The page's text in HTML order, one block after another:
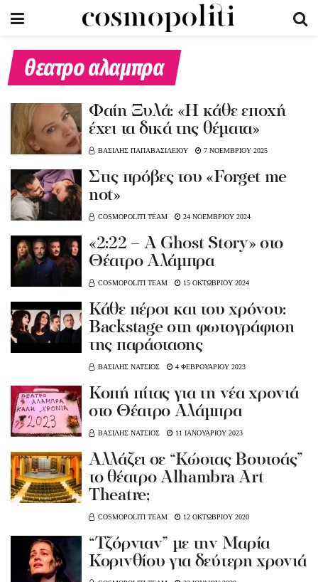
θεατρο αλαμπρα
Φαίη Ξυλά: «Η κάθε εποχή
έχει τα δικά της θέματα»
ΒΑΣΙΛΗΣ ΠΑΠΑΒΑΣΙΛΕΙΟΥ 7 ΝΟΕΜΒΡΙΟΥ 2025
Στις πρόβες του «Forget me
not»
COSMOPOLITI TEAM 24 ΝΟΕΜΒΡΙΟΥ 2024
«2:22 – A Ghost Story» στο
Θέατρο Αλάμπρα
COSMOPOLITI TEAM 15 ΟΚΤΩΒΡΙΟΥ 2024
Κάθε πέρσι και του χρόνου:
Backstage στη φωτογράφιση
της παράστασης
ΒΑΣΙΛΗΣ ΝΑΤΣΙΟΣ 4 ΦΕΒΡΟΥΑΡΙΟΥ 2023
Κοπή πίτας για τη νέα χρονιά
στο Θέατρο Αλάμπρα
ΒΑΣΙΛΗΣ ΝΑΤΣΙΟΣ 11 ΙΑΝΟΥΑΡΙΟΥ 2023
Αλλάζει σε “Κώστας Βουτσάς”
το θέατρο Alhambra Art
Theatre;
COSMOPOLITI TEAM 12 ΟΚΤΩΒΡΙΟΥ 2020
“Τζόρνταν” με την Μαρία
Κορινθίου για δεύτερη χρονιά